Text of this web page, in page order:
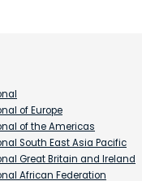
of Europe
of the Americas
South East Asia Pacific
Great Britain and Ireland
African Federation